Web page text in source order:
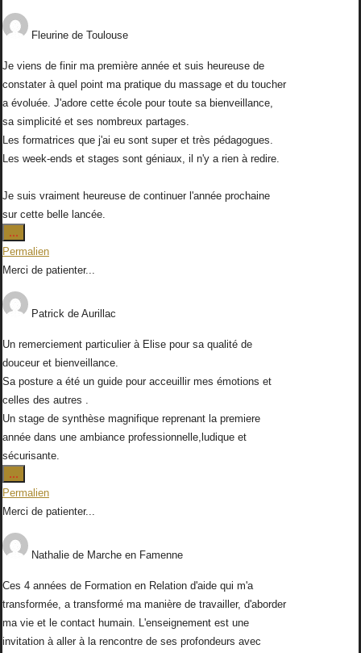
Fleurine de Toulouse
Je viens de finir ma première année et suis heureuse de
constater à quel point ma pratique du massage et du toucher
a évoluée. J'adore cette école pour toute sa bienveillance,
sa simplicité et ses nombreux partages.
Les formatrices que j'ai eu sont super et très pédagogues.
Les week-ends et stages sont géniaux, il n'y a rien à redire.
Je suis vraiment heureuse de continuer l'année prochaine
sur cette belle lancée.
...
cette
boîte
méta.
Permalien
Merci de patienter...
Patrick de Aurillac
Un remerciement particulier à Elise pour sa qualité de
douceur et bienveillance.
Sa posture a été un guide pour acceuillir mes émotions et
celles des autres .
Un stage de synthèse magnifique reprenant la premiere
année dans une ambiance professionnelle,ludique et
sécurisante.
...
cette
boîte
méta.
Permalien
Merci de patienter...
Nathalie de Marche en Famenne
Ces 4 années de Formation en Relation d'aide qui m'a
transformée, a transformé ma manière de travailler, d'aborder
ma vie et le contact humain. L'enseignement est une
invitation à aller à la rencontre de ses profondeurs avec